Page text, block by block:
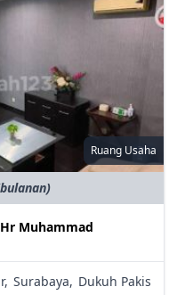
Ruang Usaha
Muhammad
Surabaya, Dukuh Pakis